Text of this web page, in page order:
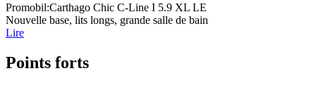
Promobil:Carthago Chic C-Line I 5.9 XL LE
Nouvelle base, lits longs, grande salle de bain
Lire
Points forts